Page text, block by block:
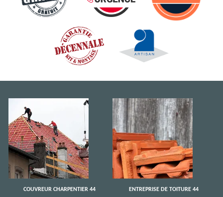
COUVREUR CHARPENTIER 44 ENTREPRISE DE TOITURE 44